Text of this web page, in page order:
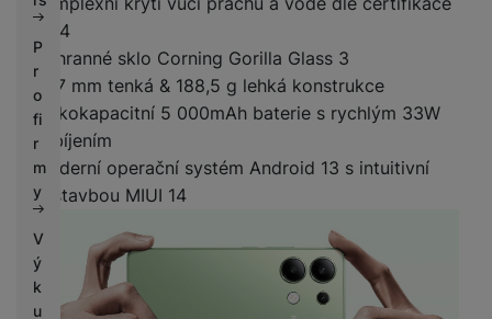
P
r
o
fi
r
m
y
V
ý
k
u
IP54
Ochranné sklo Corning Gorilla Glass 3
7,97 mm tenká & 188,5 g lehká konstrukce
Velkokapacitní 5 000mAh baterie s rychlým 33W
nabíjením
Moderní operační systém Android 13 s intuitivní
nástavbou MIUI 14